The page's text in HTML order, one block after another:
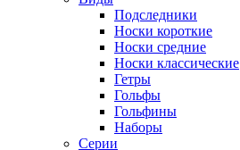
Подследники
Носки короткие
Носки средние
Носки классические
Гетры
Гольфы
Гольфины
Наборы
Серии